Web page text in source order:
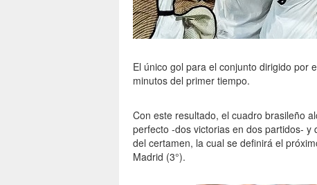
El único gol para el conjunto dirigido por
minutos del primer tiempo.
Con este resultado, el cuadro brasileño
perfecto -dos victorias en dos partidos-
del certamen, la cual se definirá el
Madrid (3°).